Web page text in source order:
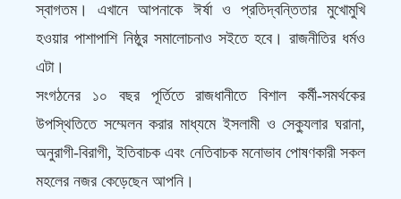
স্বাগতম। এখানে আপনাকে ঈর্ষা ও প্রতিদ্বন্তিতার মুখোমুখি
হওয়ার পাশাপাশি নিষ্ঠুর সমালোচনাও সইতে হবে। রাজনীতির ধর্মও
এটা।
সংগঠনের ১০ বছর পূর্তিতে রাজধানীতে বিশাল কর্মী-সমর্থকের
উপস্থিতিতে সম্মেলন করার মাধ্যমে ইসলামী ও সেক্যুলার ঘরানা,
অনুরাগী-বিরাগী, ইতিবাচক এবং নেতিবাচক মনোভাব পোষণকারী সকল
মহলের নজর কেড়েছেন আপনি।